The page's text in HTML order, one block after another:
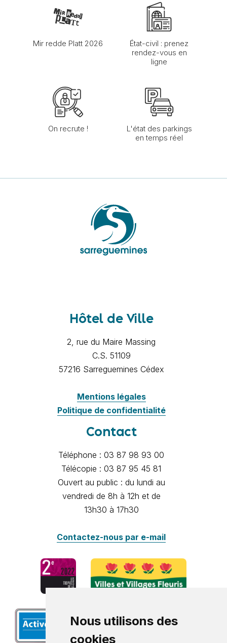
Nous utilisons des
cookies
Mir redde Platt 2026
État-civil : prenez
rendez-vous en
ligne
On recrute !
L'état des parkings
en temps réel
Hôtel de Ville
2, rue du Maire Massing
C.S. 51109
57216 Sarreguemines Cédex
Mentions légales
Politique de confidentialité
Contact
Téléphone : 03 87 98 93 00
Télécopie : 03 87 95 45 81
Ouvert au public : du lundi au
vendredi de 8h à 12h et de
13h30 à 17h30
Contactez-nous par e-mail